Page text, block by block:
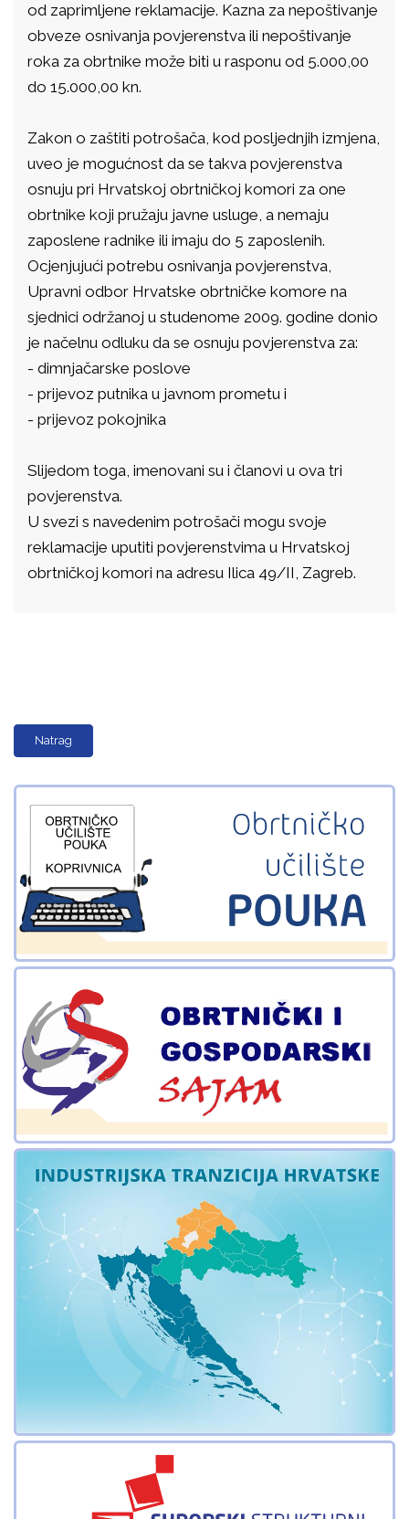
od zaprimljene reklamacije. Kazna za nepoštivanje
obveze osnivanja povjerenstva ili nepoštivanje
roka za obrtnike može biti u rasponu od 5.000,00
do 15.000,00 kn.
Zakon o zaštiti potrošača, kod posljednjih izmjena,
uveo je mogućnost da se takva povjerenstva
osnuju pri Hrvatskoj obrtničkoj komori za one
obrtnike koji pružaju javne usluge, a nemaju
zaposlene radnike ili imaju do 5 zaposlenih.
Ocjenjujući potrebu osnivanja povjerenstva,
Upravni odbor Hrvatske obrtničke komore na
sjednici održanoj u studenome 2009. godine donio
je načelnu odluku da se osnuju povjerenstva za:
- dimnjačarske poslove
- prijevoz putnika u javnom prometu i
- prijevoz pokojnika
Slijedom toga, imenovani su i članovi u ova tri
povjerenstva.
U svezi s navedenim potrošači mogu svoje
reklamacije uputiti povjerenstvima u Hrvatskoj
obrtničkoj komori na adresu Ilica 49/II, Zagreb.
Natrag